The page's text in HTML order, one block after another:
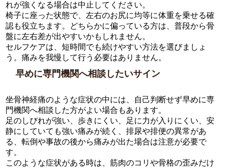
れが強くなる場合は中止してください。
椅子に座った状態で、左右のお尻に均等に体重を乗せる確
認も役立ちます。どちらかに偏っている方は、普段から骨
盤に左右差が出やすいかもしれません。
セルフケアは、短時間でも続けやすい方法を選びましょ
う。痛みを我慢して行う必要はありません。
早めに専門機関へ相談したいサイン
坐骨神経痛のような症状の中には、自己判断せず早めに専
門機関へ相談した方がよい場合もあります。
足のしびれが強い、歩きにくい、足に力が入りにくい、安
静にしていても強い痛みが続く、排尿や排便の異常があ
る、転倒や事故の後から痛みが出た場合は注意が必要で
す。
このような症状がある時は、筋肉のコリや骨格の歪みだけ